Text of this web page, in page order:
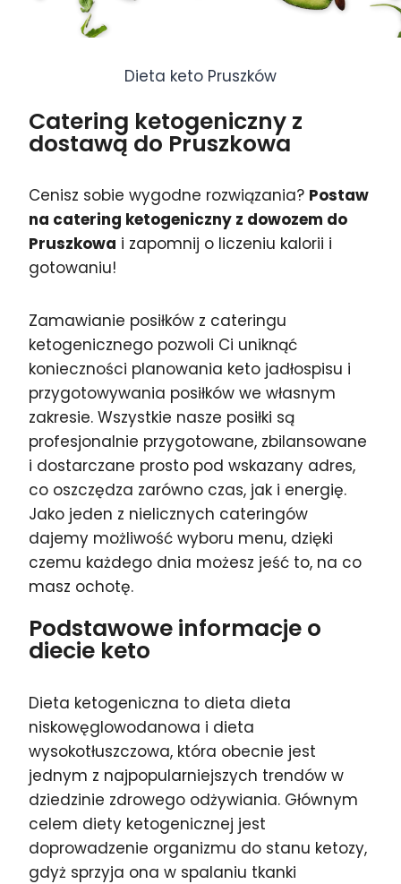
Dieta keto Pruszków
Catering ketogeniczny z
dostawą do Pruszkowa
Cenisz sobie wygodne rozwiązania? Postaw
na catering ketogeniczny z dowozem do
Pruszkowa i zapomnij o liczeniu kalorii i
gotowaniu!
Zamawianie posiłków z cateringu
ketogenicznego pozwoli Ci uniknąć
konieczności planowania keto jadłospisu i
przygotowywania posiłków we własnym
zakresie. Wszystkie nasze posiłki są
profesjonalnie przygotowane, zbilansowane
i dostarczane prosto pod wskazany adres,
co oszczędza zarówno czas, jak i energię.
Jako jeden z nielicznych cateringów
dajemy możliwość wyboru menu, dzięki
czemu każdego dnia możesz jeść to, na co
masz ochotę.
Podstawowe informacje o
diecie keto
Dieta ketogeniczna to dieta dieta
niskowęglowodanowa i dieta
wysokotłuszczowa, która obecnie jest
jednym z najpopularniejszych trendów w
dziedzinie zdrowego odżywiania. Głównym
celem diety ketogenicznej jest
doprowadzenie organizmu do stanu ketozy,
gdyż sprzyja ona w spalaniu tkanki